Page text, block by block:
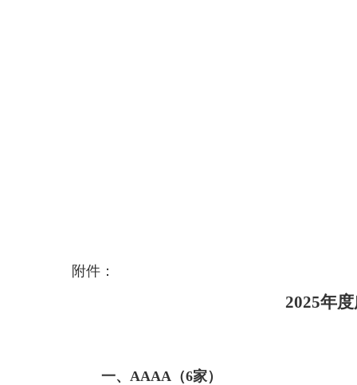
附件：
2025年
一、AAAA（6家）